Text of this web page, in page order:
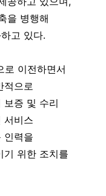
을 병행해
고 있다.
로 이전하면서
적으로
보증 및 수리
서비스
인력을
기 위한 조치를